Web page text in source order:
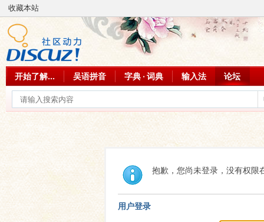
收藏本站
开始了解... 吴语拼音 字典 · 词典 输入法 论坛
抱歉，您尚未登录，没有权限
用户登录